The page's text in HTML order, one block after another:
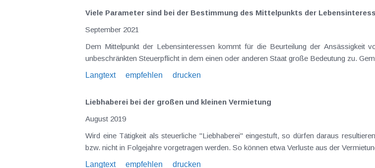
Viele Parameter sind bei der Bestimmung des Mittelpunkts der
September 2021
Dem Mittelpunkt der Lebensinteressen kommt für die Beurteilung der Ansässigkeit
unbeschränkten Steuerpflicht in dem einen oder anderen Staat große Bedeutung zu.
Langtext
empfehlen drucken
Liebhaberei bei der großen und kleinen Vermietung
August 2019
Wird eine Tätigkeit als steuerliche "Liebhaberei" eingestuft, so dürfen daraus resultierende Verluste nicht mit anderen Einkünften ausgeglichen werden
bzw. nicht in Folgejahre vorgetragen werden. So
Langtext
empfehlen drucken